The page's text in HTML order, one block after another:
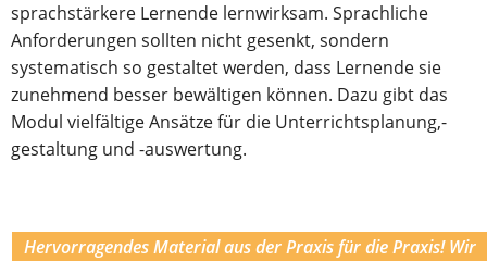
sprachstärkere Lernende lernwirksam. Sprachliche
Anforderungen sollten nicht gesenkt, sondern
systematisch so gestaltet werden, dass Lernende sie
zunehmend besser bewältigen können. Dazu gibt das
Modul vielfältige Ansätze für die Unterrichtsplanung,-
gestaltung und -auswertung.
Hervorragendes Material aus der Praxis für die Praxis! Wir